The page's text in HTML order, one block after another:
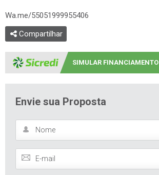
Wa.me/55051999955406
Compartilhar
SIMULAR FINANCIAMENTO
Envie sua Proposta